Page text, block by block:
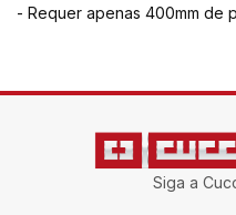
- Requer apenas 400mm de
Siga a